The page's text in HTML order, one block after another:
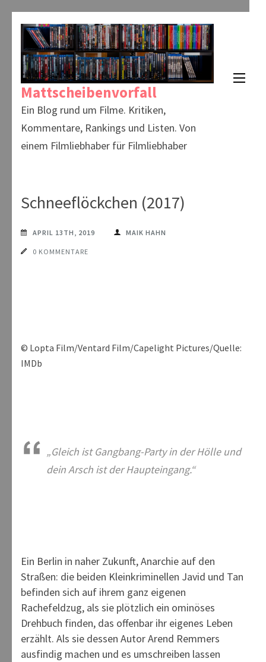
springen
(Enter
drücken)
Mattscheibenvorfall
Ein Blog rund um Filme. Kritiken,
Kommentare, Rankings und Listen. Von
einem Filmliebhaber für Filmliebhaber
Schneeflöckchen (2017)
APRIL 13TH, 2019 MAIK HAHN
0 KOMMENTARE
© Lopta Film/Ventard Film/Capelight Pictures/Quelle:
IMDb
„Gleich ist Gangbang-Party in der Hölle und
dein Arsch ist der Haupteingang.“
Ein Berlin in naher Zukunft, Anarchie auf den
Straßen: die beiden Kleinkriminellen Javid und Tan
befinden sich auf ihrem ganz eigenen
Rachefeldzug, als sie plötzlich ein ominöses
Drehbuch finden, das offenbar ihr eigenes Leben
erzählt. Als sie dessen Autor Arend Remmers
ausfindig machen und es umschreiben lassen